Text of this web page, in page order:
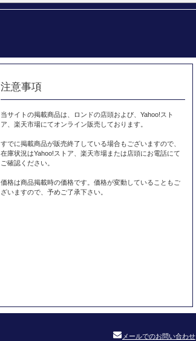
注意事項
当サイトの掲載商品は、ロンドの店頭および、Yahoo!スト
ア、楽天市場にてオンライン販売しております。
すでに掲載商品が販売終了している場合もございますので、
在庫状況はYahoo!ストア、楽天市場または店頭にお電話にて
ご確認ください。
価格は商品掲載時の価格です。価格が変動していることもご
ざいますので、予めご了承下さい。
メールでのお問い合わせ